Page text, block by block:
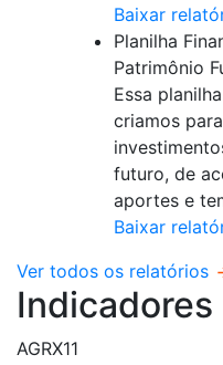
Baixar
Planilha
Patrimônio
Essa
criamos
futuro, de
aportes e
Baixar
Ver todos os relatórios
Indicadores
AGRX11